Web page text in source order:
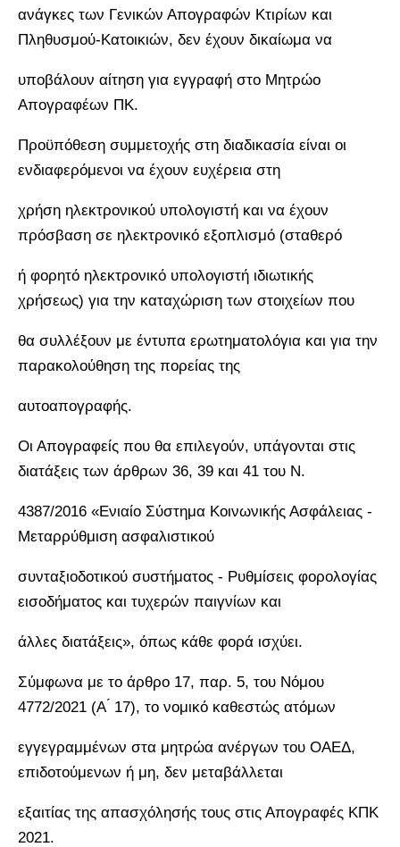
ανάγκες των Γενικών Απογραφών Κτιρίων και
Πληθυσμού-Κατοικιών, δεν έχουν δικαίωμα να
υποβάλουν αίτηση για εγγραφή στο Μητρώο
Απογραφέων ΠΚ.
Προϋπόθεση συμμετοχής στη διαδικασία είναι οι
ενδιαφερόμενοι να έχουν ευχέρεια στη
χρήση ηλεκτρονικού υπολογιστή και να έχουν
πρόσβαση σε ηλεκτρονικό εξοπλισμό (σταθερό
ή φορητό ηλεκτρονικό υπολογιστή ιδιωτικής
χρήσεως) για την καταχώριση των στοιχείων που
θα συλλέξουν με έντυπα ερωτηματολόγια και για την
παρακολούθηση της πορείας της
αυτοαπογραφής.
Οι Απογραφείς που θα επιλεγούν, υπάγονται στις
διατάξεις των άρθρων 36, 39 και 41 του Ν.
4387/2016 «Ενιαίο Σύστημα Κοινωνικής Ασφάλειας -
Μεταρρύθμιση ασφαλιστικού
συνταξιοδοτικού συστήματος - Ρυθμίσεις φορολογίας
εισοδήματος και τυχερών παιγνίων και
άλλες διατάξεις», όπως κάθε φορά ισχύει.
Σύμφωνα με το άρθρο 17, παρ. 5, του Νόμου
4772/2021 (Α ́ 17), το νομικό καθεστώς ατόμων
εγγεγραμμένων στα μητρώα ανέργων του ΟΑΕΔ,
επιδοτούμενων ή μη, δεν μεταβάλλεται
εξαιτίας της απασχόλησής τους στις Απογραφές ΚΠΚ
2021.